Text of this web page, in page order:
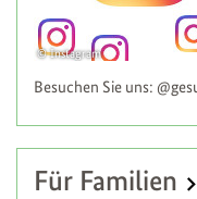
Instagram
Besuchen Sie uns:
Für Familien